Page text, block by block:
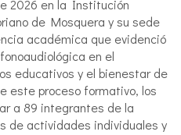
2026 en la Institución
de Mosquera y su sede
académica que evidenció
en el
educativos y el bienestar de
este proceso formativo, los
a 89 integrantes de la
de actividades individuales y